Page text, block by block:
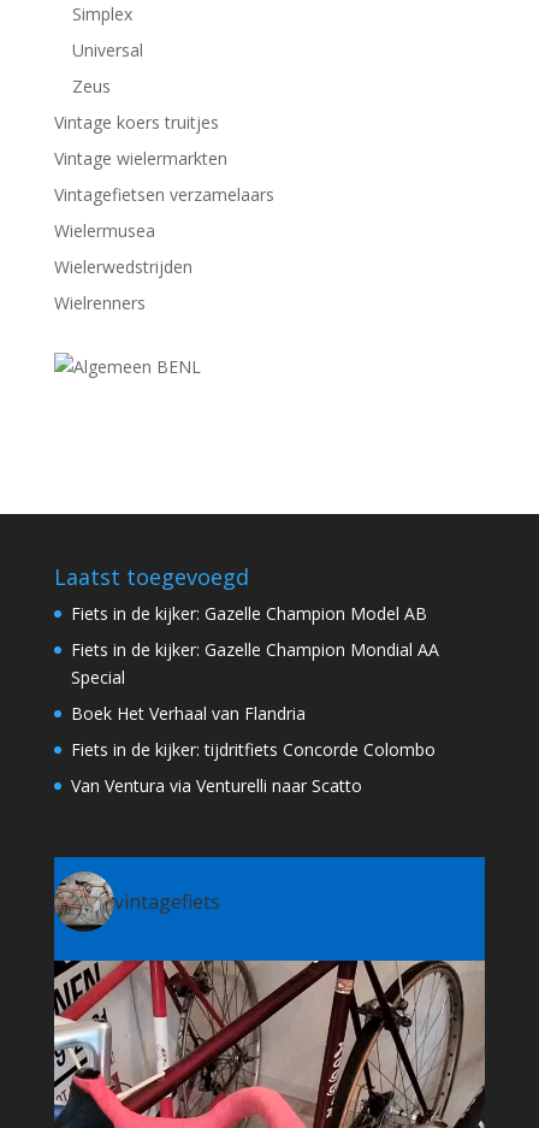
Simplex
Universal
Zeus
Vintage koers truitjes
Vintage wielermarkten
Vintagefietsen verzamelaars
Wielermusea
Wielerwedstrijden
Wielrenners
Laatst toegevoegd
Fiets in de kijker: Gazelle Champion Model AB
Fiets in de kijker: Gazelle Champion Mondial AA
Special
Boek Het Verhaal van Flandria
Fiets in de kijker: tijdritfiets Concorde Colombo
Van Ventura via Venturelli naar Scatto
vintagefiets